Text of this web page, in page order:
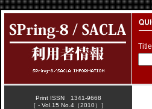
Title
Print ISSN 1341-9668
［ - Vol.15 No.4（2010）］